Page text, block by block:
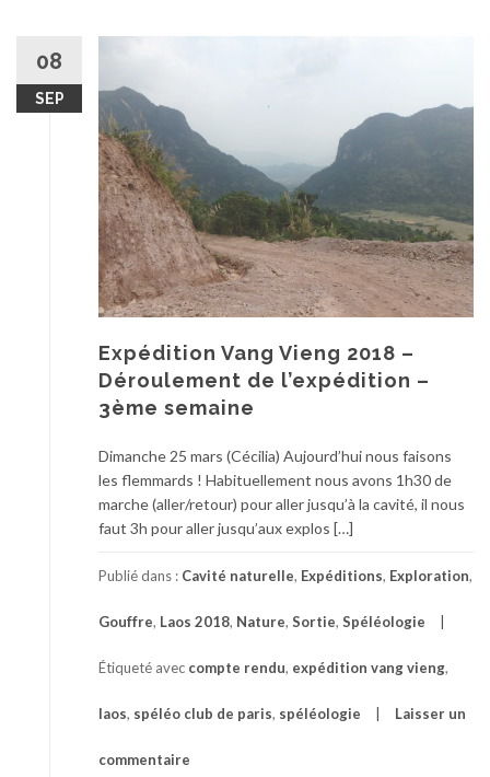
08
SEP
Expédition Vang Vieng 2018 –
Déroulement de l’expédition –
3ème semaine
Dimanche 25 mars (Cécilia) Aujourd’hui nous faisons
les flemmards ! Habituellement nous avons 1h30 de
marche (aller/retour) pour aller jusqu’à la cavité, il nous
faut 3h pour aller jusqu’aux explos […]
Publié dans : Cavité naturelle, Expéditions, Exploration,
Gouffre, Laos 2018, Nature, Sortie, Spéléologie
Étiqueté avec compte rendu, expédition vang vieng,
laos, spéléo club de paris, spéléologie Laisser un
commentaire